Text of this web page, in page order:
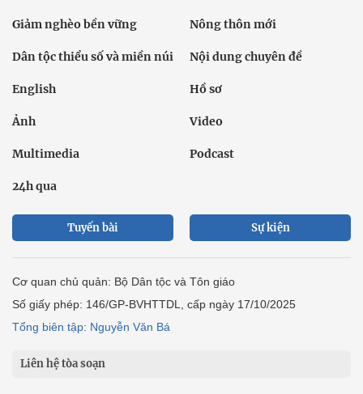
Giảm nghèo bền vững Nông thôn mới
Dân tộc thiểu số và miền núi Nội dung chuyên đề
English Hồ sơ
Ảnh Video
Multimedia Podcast
24h qua
Tuyến bài Sự kiện
Cơ quan chủ quản: Bộ Dân tộc và Tôn giáo
Số giấy phép: 146/GP-BVHTTDL, cấp ngày 17/10/2025
Tổng biên tập: Nguyễn Văn Bá
Liên hệ tòa soạn